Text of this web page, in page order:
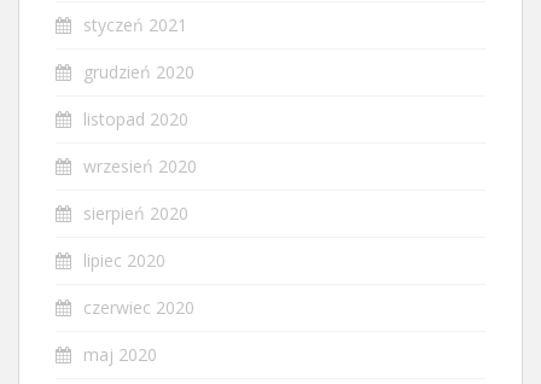
styczeń 2021
grudzień 2020
listopad 2020
wrzesień 2020
sierpień 2020
lipiec 2020
czerwiec 2020
maj 2020